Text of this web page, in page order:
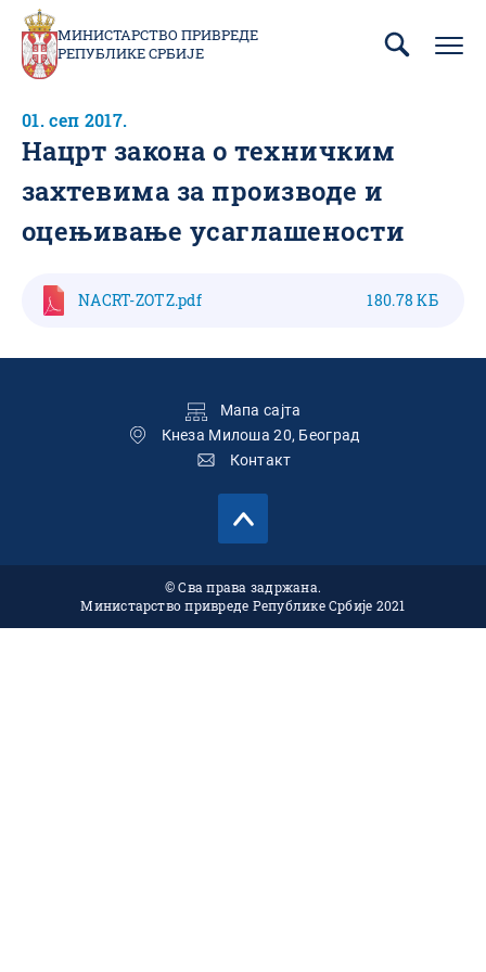
Пребаци
главни
садржаја
МИНИСТАРСТВО ПРИВРЕДЕ
РЕПУБЛИКЕ СРБИЈЕ
01. сеп 2017.
Нацрт закона о техничким
захтевима за производе и
оцењивање усаглашености
NACRT-ZOTZ.pdf 180.78 КБ
Мапа сајта
Кнеза Милоша 20, Београд
Контакт
© Сва права задржана.
Министарство привреде Републике Србије 2021